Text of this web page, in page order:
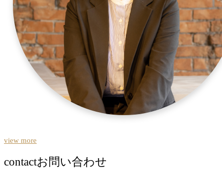
view more
contactお問い合わせ